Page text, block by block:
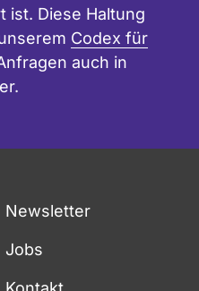
ist. Diese Haltung
Codex für
auch in
Newsletter
Jobs